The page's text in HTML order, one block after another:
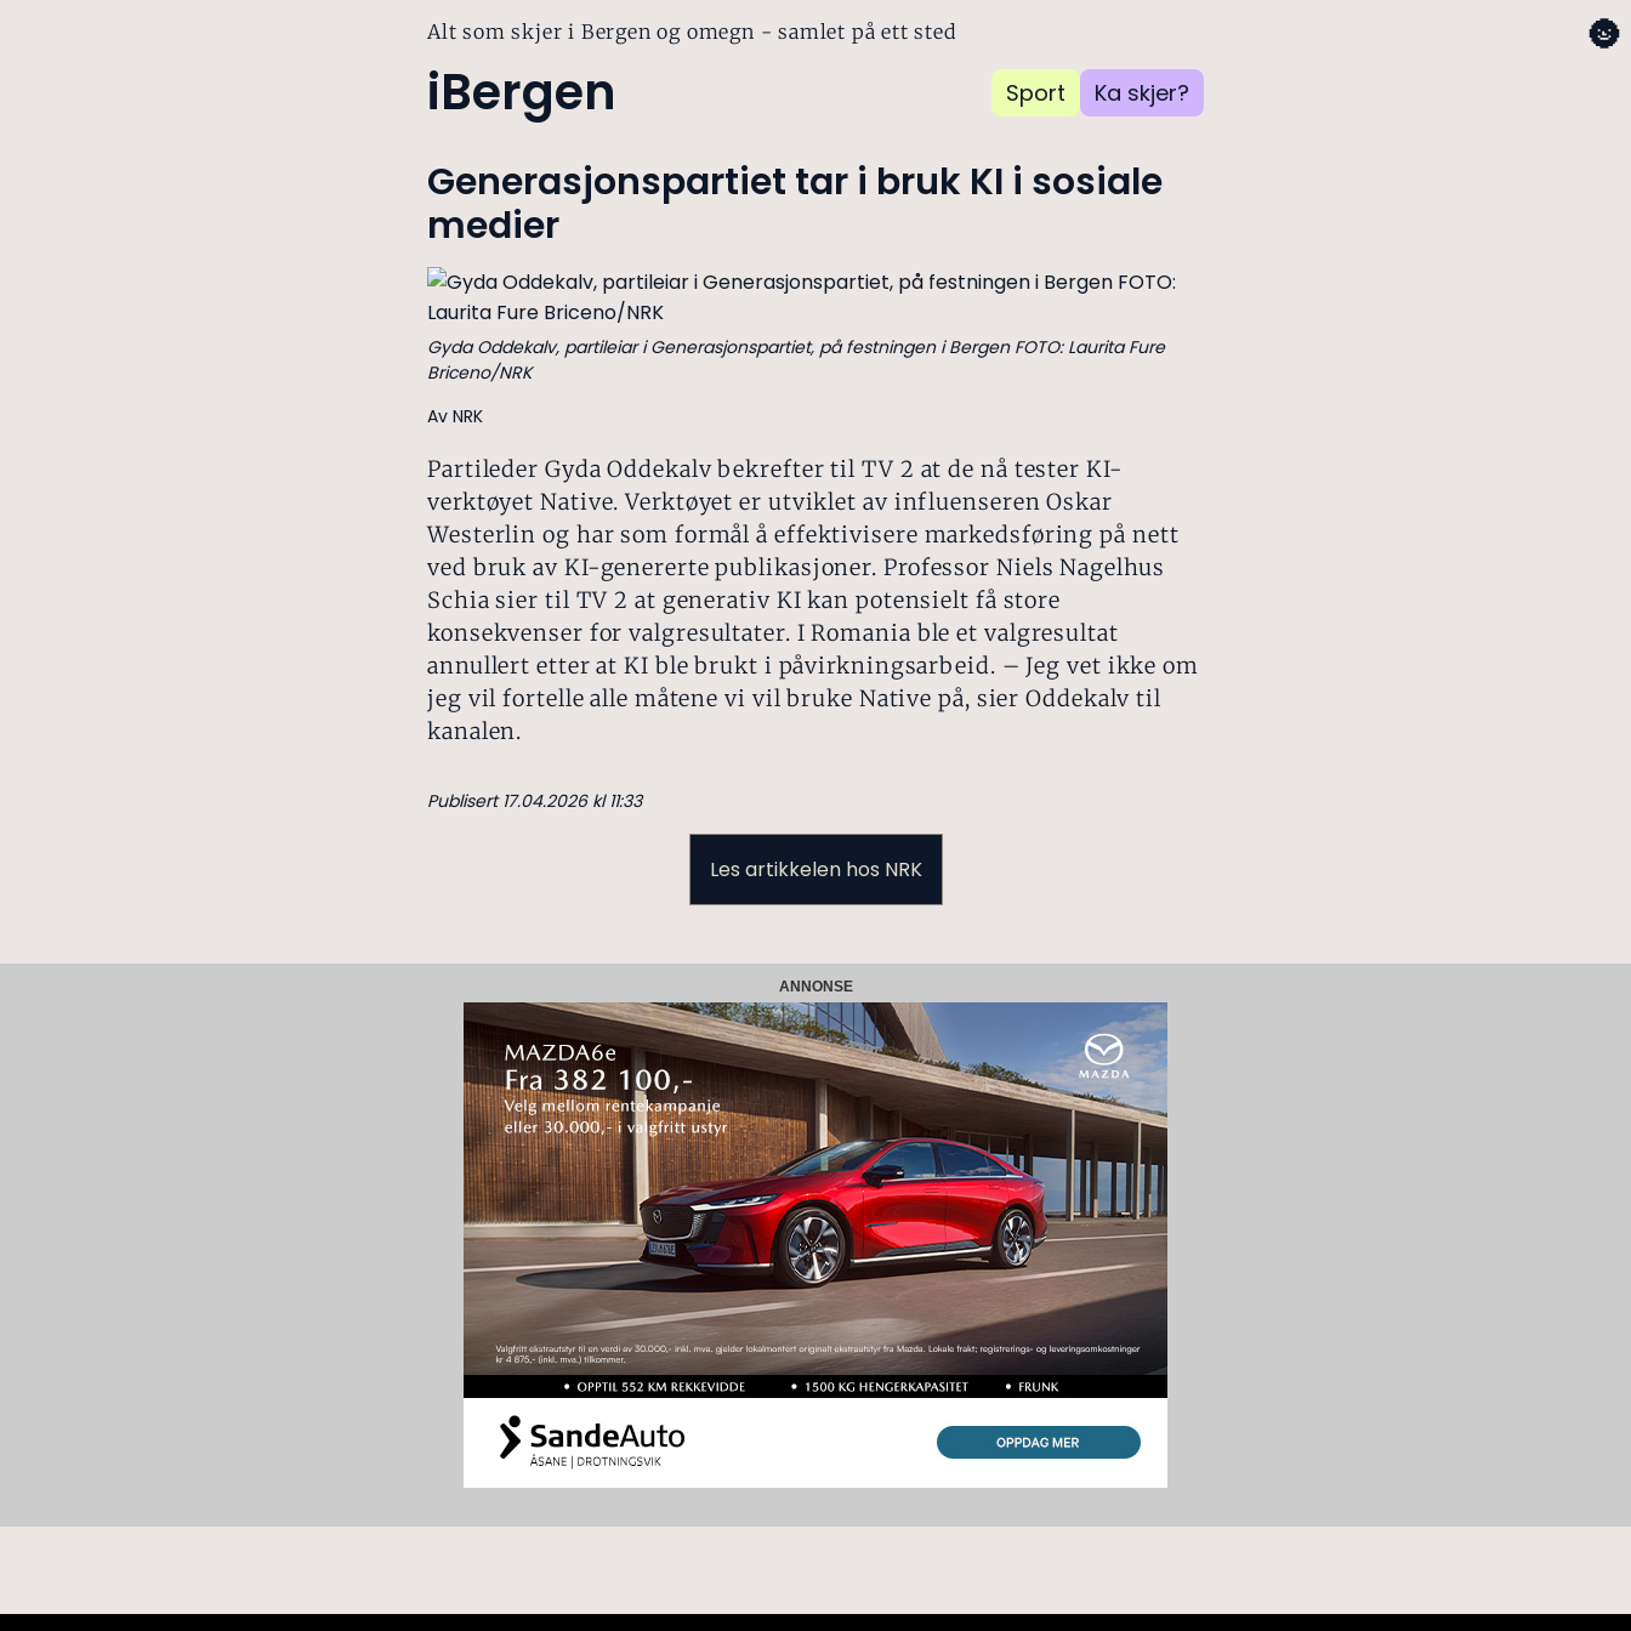
Alt som skjer i Bergen og omegn - samlet på ett sted
iBergen Sport Ka skjer?
🌚
Generasjonspartiet tar i bruk KI i sosiale
medier
Gyda Oddekalv, partileiar i Generasjonspartiet, på festningen i Bergen FOTO: Laurita Fure
Briceno/NRK
Av NRK
Partileder Gyda Oddekalv bekrefter til TV 2 at de nå tester KI-
verktøyet Native. Verktøyet er utviklet av influenseren Oskar
Westerlin og har som formål å effektivisere markedsføring på nett
ved bruk av KI-genererte publikasjoner. Professor Niels Nagelhus
Schia sier til TV 2 at generativ KI kan potensielt få store
konsekvenser for valgresultater. I Romania ble et valgresultat
annullert etter at KI ble brukt i påvirkningsarbeid. – Jeg vet ikke om
jeg vil fortelle alle måtene vi vil bruke Native på, sier Oddekalv til
kanalen.
Publisert 17.04.2026 kl 11:33
Les artikkelen hos NRK
ANNONSE